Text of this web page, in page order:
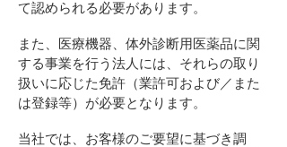
て認められる必要があります。
また、医療機器、体外診断用医薬品に関
する事業を行う法人には、それらの取り
扱いに応じた免許（業許可および／また
は登録等）が必要となります。
当社では、お客様のご要望に基づき調